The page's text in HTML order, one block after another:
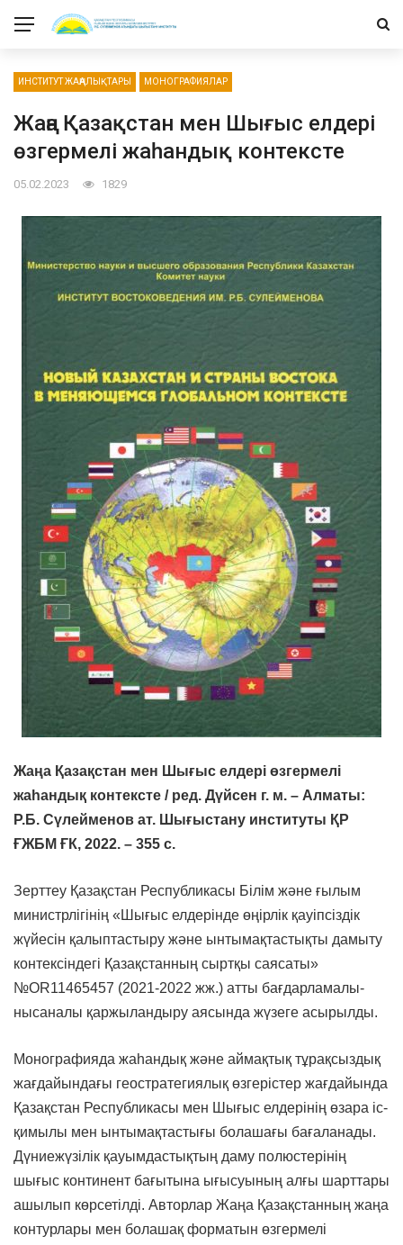
ИНСТИТУТ ЖАҢАЛЫҚТАРЫ МОНОГРАФИЯЛАР
Жаңа Қазақстан мен Шығыс елдері
өзгермелі жаһандық контексте
05.02.2023 1829
Жаңа Қазақстан мен Шығыс елдері өзгермелі
жаһандық контексте / ред. Дүйсен г. м. – Алматы:
Р.Б. Сүлейменов ат. Шығыстану институты ҚР
ҒЖБМ ҒК, 2022. – 355 c.
Зерттеу Қазақстан Республикасы Білім және ғылым
министрлігінің «Шығыс елдерінде өңірлік қауіпсіздік
жүйесін қалыптастыру және ынтымақтастықты дамыту
контексіндегі Қазақстанның сыртқы саясаты»
№ОR11465457 (2021-2022 жж.) атты бағдарламалы-
нысаналы қаржыландыру аясында жүзеге асырылды.
Монографияда жаһандық және аймақтық тұрақсыздық
жағдайындағы геостратегиялық өзгерістер жағдайында
Қазақстан Республикасы мен Шығыс елдерінің өзара іс-
қимылы мен ынтымақтастығы болашағы бағаланады.
Дүниежүзілік қауымдастықтың даму полюстерінің
шығыс континент бағытына ығысуының алғы шарттары
ашылып көрсетілді. Авторлар Жаңа Қазақстанның жаңа
контурлары мен болашақ форматын өзгермелі